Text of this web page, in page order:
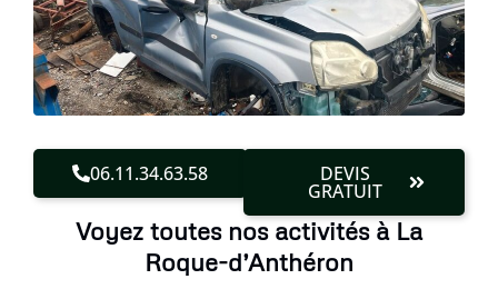
06.11.34.63.58 DEVIS
GRATUIT
Voyez toutes nos activités à La
Roque-d’Anthéron